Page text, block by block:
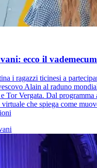
ecco il
i ragazzi ticinesi a
Alain al raduno
Tor Vergata. Dal programma
che spiega come